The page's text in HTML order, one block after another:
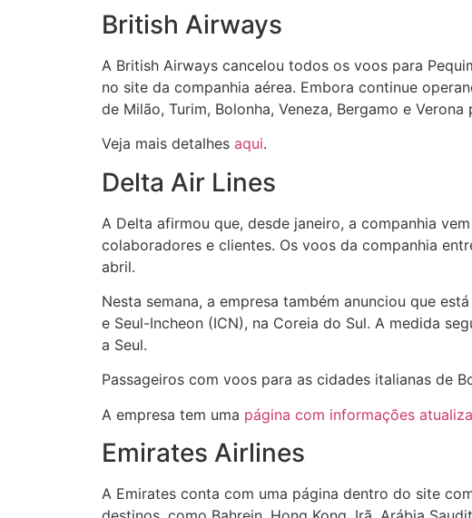
British Airways
A British Airways cancelou todos os voos para
no site da companhia aérea. Embora continue
de Milão, Turim, Bolonha, Veneza, Bergamo e
Veja mais detalhes aqui.
Delta Air Lines
A Delta afirmou que, desde janeiro, a companhia
colaboradores e clientes. Os voos da companhia
abril.
Nesta semana, a empresa também anunciou que
e Seul-Incheon (ICN), na Coreia do Sul. A medida
a Seul.
Passageiros com voos para as cidades italianas de
A empresa tem uma página com informações
Emirates Airlines
A Emirates conta com uma página dentro do site